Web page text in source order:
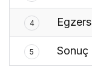
4
5 Sonuç